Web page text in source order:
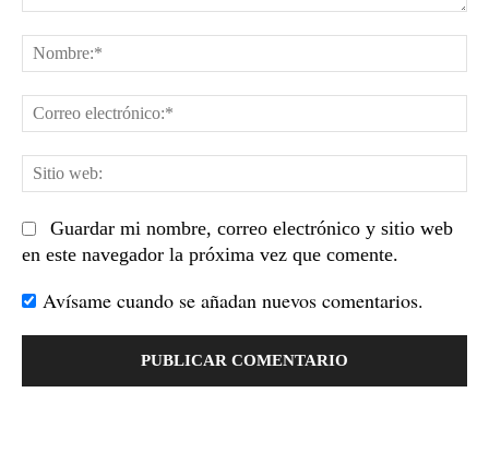
Guardar mi nombre, correo electrónico y sitio web
en este navegador la próxima vez que comente.
Avísame cuando se añadan nuevos comentarios.